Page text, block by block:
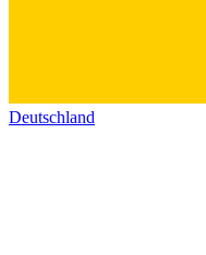
Deutschland